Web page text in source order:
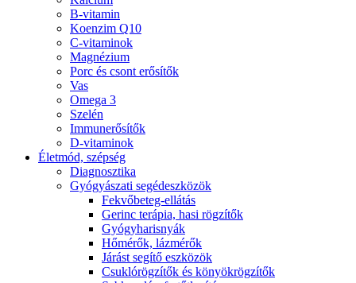
B-vitamin
Koenzim Q10
C-vitaminok
Magnézium
Porc és csont erősítők
Vas
Omega 3
Szelén
Immunerősítők
D-vitaminok
Életmód, szépség
Diagnosztika
Gyógyászati segédeszközök
Fekvőbeteg-ellátás
Gerinc terápia, hasi rögzítők
Gyógyharisnyák
Hőmérők, lázmérők
Járást segítő eszközök
Csuklórögzítők és könyökrögzítők